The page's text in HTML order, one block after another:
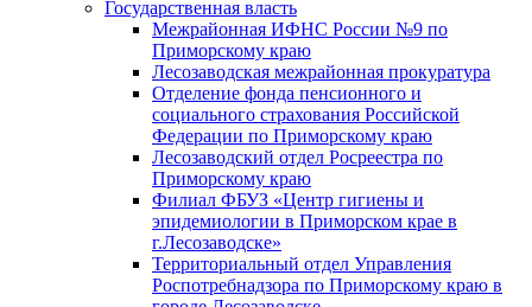
Государственная власть
Межрайонная ИФНС России №9 по
Приморскому краю
Лесозаводская межрайонная прокуратура
Отделение фонда пенсионного и
социального страхования Российской
Федерации по Приморскому краю
Лесозаводский отдел Росреестра по
Приморскому краю
Филиал ФБУЗ «Центр гигиены и
эпидемиологии в Приморском крае в
г.Лесозаводске»
Территориальный отдел Управления
Роспотребнадзора по Приморскому краю в